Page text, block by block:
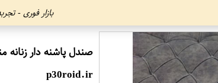
بازار فوری -
صندل پاشنه دار زنانه
p30roid.ir